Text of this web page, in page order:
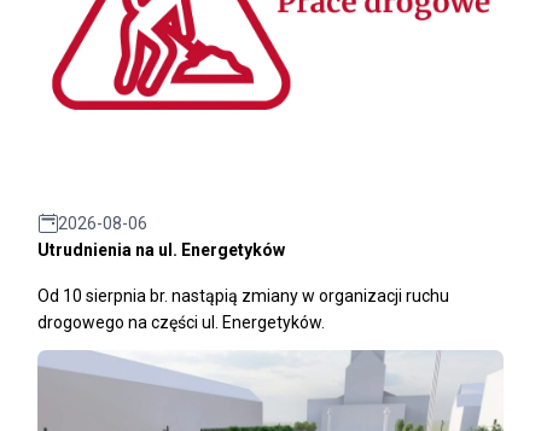
2026-08-06
Utrudnienia na ul. Energetyków
Od 10 sierpnia br. nastąpią zmiany w organizacji ruchu
drogowego na części ul. Energetyków.